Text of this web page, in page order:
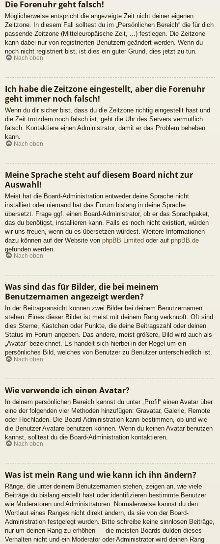
Die Forenuhr geht falsch!
Möglicherweise entspricht die angezeigte Zeit nicht deiner eigenen
Zeitzone. In diesem Fall solltest du im „Persönlichen Bereich“ die für dich
passende Zeitzone (Mitteleuropäische Zeit, ...) festlegen. Die Zeitzone
kann dabei nur von registrierten Benutzern geändert werden. Wenn du
noch nicht registriert bist, ist dies ein guter Grund, dies jetzt zu tun.
Nach oben
Ich habe die Zeitzone eingestellt, aber die Forenuhr
geht immer noch falsch!
Wenn du dir sicher bist, dass du die Zeitzone richtig eingestellt hast und
die Zeit trotzdem noch falsch ist, geht die Uhr des Servers vermutlich
falsch. Kontaktiere einen Administrator, damit er das Problem beheben
kann.
Nach oben
Meine Sprache steht auf diesem Board nicht zur
Auswahl!
Meist hat die Board-Administration entweder deine Sprache nicht
installiert oder niemand hat das Forum bislang in deine Sprache
übersetzt. Frage ggf. einen Board-Administrator, ob er das Sprachpaket,
das du benötigst, installieren kann. Falls es noch nicht existiert, würden
wir uns freuen, wenn du es übersetzen würdest. Weitere Informationen
dazu können auf der Website von phpBB Limited oder auf phpBB.de
gefunden werden.
Nach oben
Was sind das für Bilder, die bei meinem
Benutzernamen angezeigt werden?
In der Beitragsansicht können zwei Bilder bei deinem Benutzernamen
stehen. Eines dieser Bilder ist meist mit deinem Rang verknüpft: Oft sind
dies Sterne, Kästchen oder Punkte, die deine Beitragszahl oder deinen
Status im Forum angeben. Das andere, meist größere, Bild wird auch als
„Avatar“ bezeichnet. Es handelt sich hierbei in der Regel um ein
persönliches Bild, welches von Benutzer zu Benutzer unterschiedlich ist.
Nach oben
Wie verwende ich einen Avatar?
In deinem persönlichen Bereich kannst du unter „Profil“ einen Avatar über
eine der folgenden vier Methoden hinzufügen: Gravatar, Galerie, Remote
oder Hochladen. Die Board-Administration kann bestimmen, ob und wie
die Benutzer Avatare benutzen können. Wenn du keinen Avatar benutzen
kannst, solltest du die Board-Administration kontaktieren.
Nach oben
Was ist mein Rang und wie kann ich ihn ändern?
Ränge, die unter deinem Benutzernamen stehen, zeigen an, wie viele
Beiträge du bislang erstellt hast oder identifizieren bestimmte Benutzer
wie Moderatoren und Administratoren. Normalerweise kannst du den
Wortlaut eines Ranges nicht direkt ändern, da sie von der Board-
Administration festgelegt wurden. Bitte schreibe keine sinnlosen Beiträge,
nur um deinen Rang zu erhöhen — die meisten Boards dulden dieses
Verhalten nicht und ein Moderator oder Administrator wird deinen Rang